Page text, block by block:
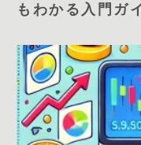
もわかる入門ガ